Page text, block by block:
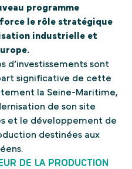
programme
le rôle stratégique
industrielle et
d’investissements sont
significative de cette
la Seine-Maritime,
de son site
et le développement de
destinées aux
DE LA PRODUCTION